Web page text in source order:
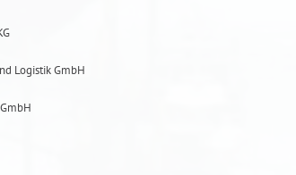
Logistik GmbH